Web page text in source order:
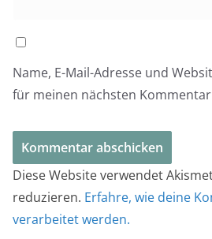
Name, E-Mail-Adresse und
für meinen nächsten
Diese Website verwendet
reduzieren. Erfahre, wie deine
verarbeitet werden.